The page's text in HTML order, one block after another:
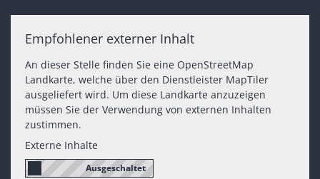
Empfohlener externer Inhalt
An dieser Stelle finden Sie eine OpenStreetMap
Landkarte, welche über den Dienstleister MapTiler
ausgeliefert wird. Um diese Landkarte anzuzeigen
müssen Sie der Verwendung von externen Inhalten
zustimmen.
Externe Inhalte